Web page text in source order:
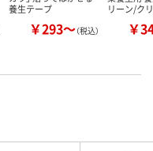
養生テープ
￥293～（税込）
リーン/ク
￥